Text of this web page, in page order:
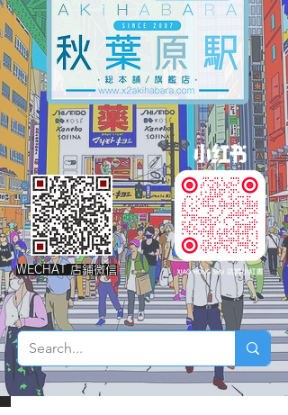
WECHAT 店鋪微信